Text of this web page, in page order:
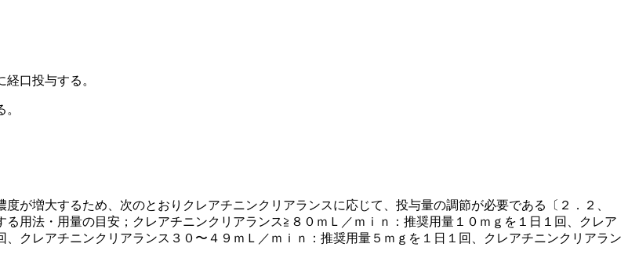
口投与する。
が増大するため、次のとおりクレアチニンクリアランスに応じて、投与量の調節が必要である〔２．２、
用法・用量の目安；クレアチニンクリアランス≧８０ｍＬ／ｍｉｎ：推奨用量１０ｍｇを１日１回、クレア
クレアチニンクリアランス３０〜４９ｍＬ／ｍｉｎ：推奨用量５ｍｇを１日１回、クレアチニンクリアラン